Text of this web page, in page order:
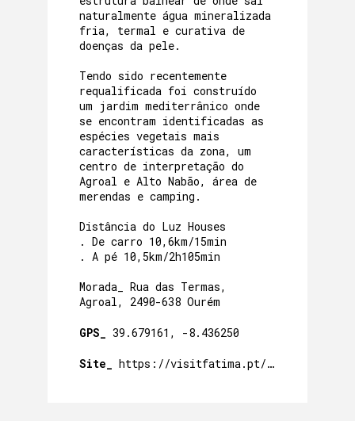
naturalmente água mineralizada
fria, termal e curativa de
doenças da pele.
Tendo sido recentemente
requalificada foi construído
um jardim mediterrânico onde
se encontram identificadas as
espécies vegetais mais
características da zona, um
centro de interpretação do
Agroal e Alto Nabão, área de
merendas e camping.
Distância do Luz Houses
. De carro 10,6km/15min
. A pé 10,5km/2h105min
Morada_ Rua das Termas,
Agroal, 2490-638 Ourém
GPS_ 39.679161, -8.436250
Site_ https://visitfatima.pt/en/region/